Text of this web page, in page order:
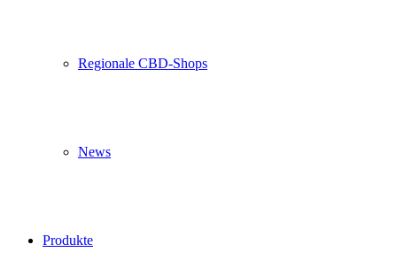
Regionale CBD-Shops
News
Produkte